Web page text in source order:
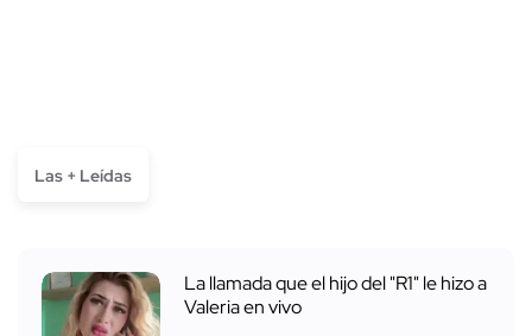
Las + Leídas
La llamada que el hijo del "R1" le hizo a
Valeria en vivo